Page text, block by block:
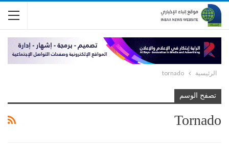
الرئيسية tornado
تصفح الوسم
Tornado